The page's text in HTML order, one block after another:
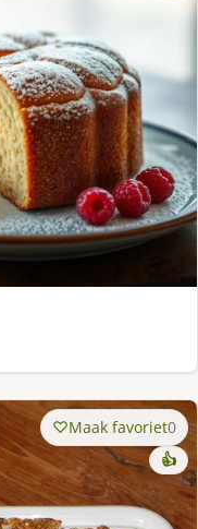
Maak favoriet0
👍